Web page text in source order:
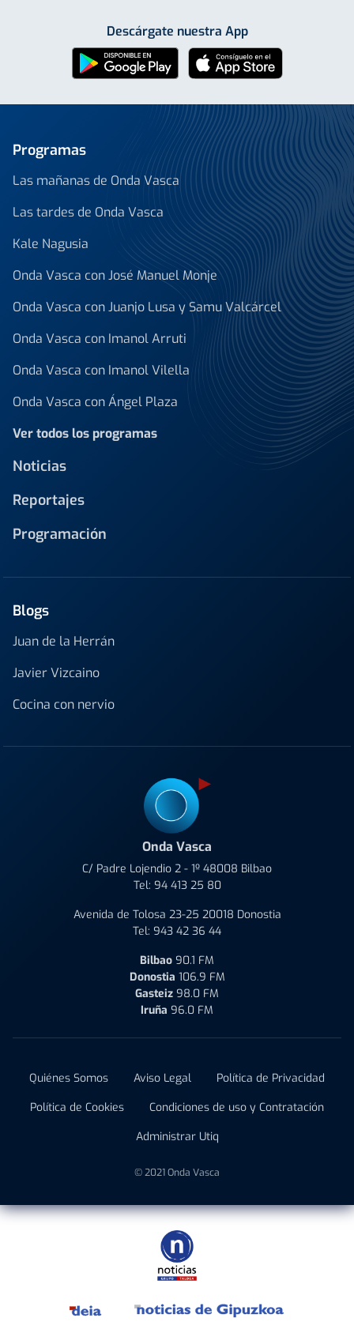
Descárgate nuestra App
Programas
Las mañanas de Onda Vasca
Las tardes de Onda Vasca
Kale Nagusia
Onda Vasca con José Manuel Monje
Onda Vasca con Juanjo Lusa y Samu Valcárcel
Onda Vasca con Imanol Arruti
Onda Vasca con Imanol Vilella
Onda Vasca con Ángel Plaza
Ver todos los programas
Noticias
Reportajes
Programación
Blogs
Juan de la Herrán
Javier Vizcaino
Cocina con nervio
Onda Vasca
C/ Padre Lojendio 2 - 1º 48008 Bilbao
Tel: 94 413 25 80
Avenida de Tolosa 23-25 20018 Donostia
Tel: 943 42 36 44
Bilbao 90.1 FM
Donostia 106.9 FM
Gasteiz 98.0 FM
Iruña 96.0 FM
Quiénes Somos Aviso Legal
Política de Privacidad
Política de Cookies
Condiciones de uso y Contratación
Administrar Utiq
© 2021 Onda Vasca